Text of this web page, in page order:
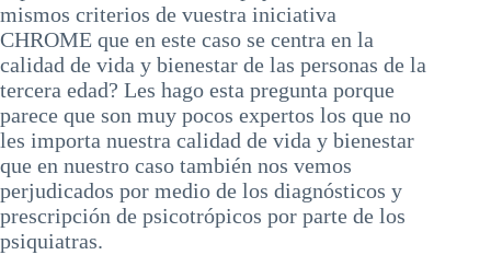
mismos criterios de vuestra iniciativa
CHROME que en este caso se centra en la
calidad de vida y bienestar de las personas de la
tercera edad? Les hago esta pregunta porque
parece que son muy pocos expertos los que no
les importa nuestra calidad de vida y bienestar
que en nuestro caso también nos vemos
perjudicados por medio de los diagnósticos y
prescripción de psicotrópicos por parte de los
psiquiatras.